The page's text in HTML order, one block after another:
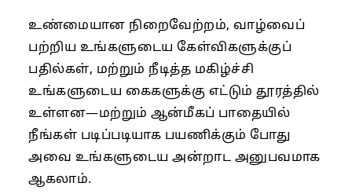
உண்மையான நிறைவேற்றம், வாழ்வைப்
பற்றிய உங்களுடைய கேள்விகளுக்குப்
பதில்கள், மற்றும் நீடித்த மகிழ்ச்சி
உங்களுடைய கைகளுக்கு எட்டும் தூரத்தில்
உள்ளன—மற்றும் ஆன்மீகப் பாதையில்
நீங்கள் படிப்படியாக பயணிக்கும் போது
அவை உங்களுடைய அன்றாட அனுபவமாக
ஆகலாம்.